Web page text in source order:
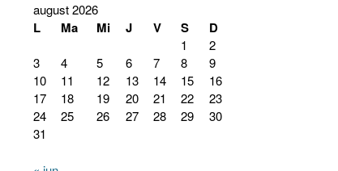
august 2026
L Ma Mi J V S D
1
2
3
4 5 6 7 8
9
10
11 12 13 14 15
16
17
18 19 20 21 22
23
24
25 26 27 28 29
30
31